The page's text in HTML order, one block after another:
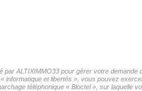
ALTIXIMMO33 pour gérer votre
et libertés », vous pouvez
téléphonique « Bloctel », sur laquelle